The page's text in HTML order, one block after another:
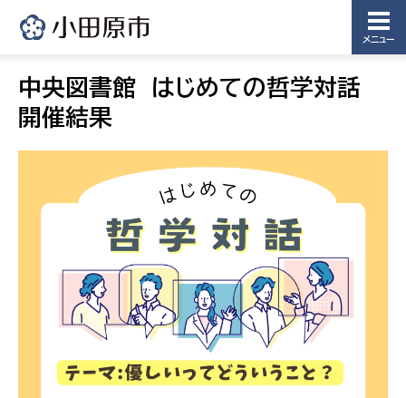
メニュー
中央図書館 はじめての哲学対話
開催結果